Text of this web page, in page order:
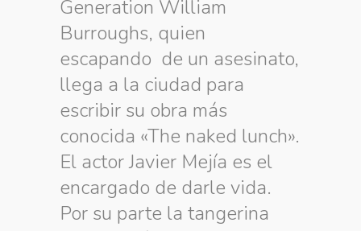
Generation William
Burroughs, quien
escapando de un asesinato,
llega a la ciudad para
escribir su obra más
conocida «The naked lunch».
El actor Javier Mejía es el
encargado de darle vida.
Por su parte la tangerina